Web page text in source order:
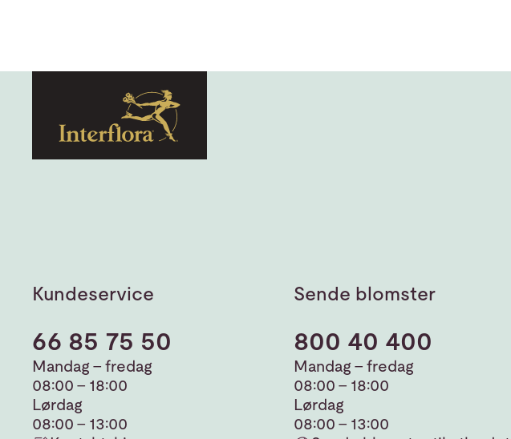
Kundeservice
66 85 75 50
Mandag - fredag
08:00 - 18:00
Lørdag
08:00 - 13:00
Sende blomster
800 40 400
Mandag - fredag
08:00 - 18:00
Lørdag
08:00 - 13:00